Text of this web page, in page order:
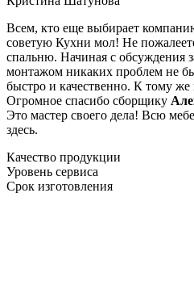
Всем, кто еще выбирает
советую Кухни мол! Не
спальню. Начиная с обсуждения
монтажом никаких проблем не
быстро и качественно. К тому
Огромное спасибо сборщику
Это мастер своего дела! Всю
здесь.
Качество продукции
Уровень сервиса
Срок изготовления